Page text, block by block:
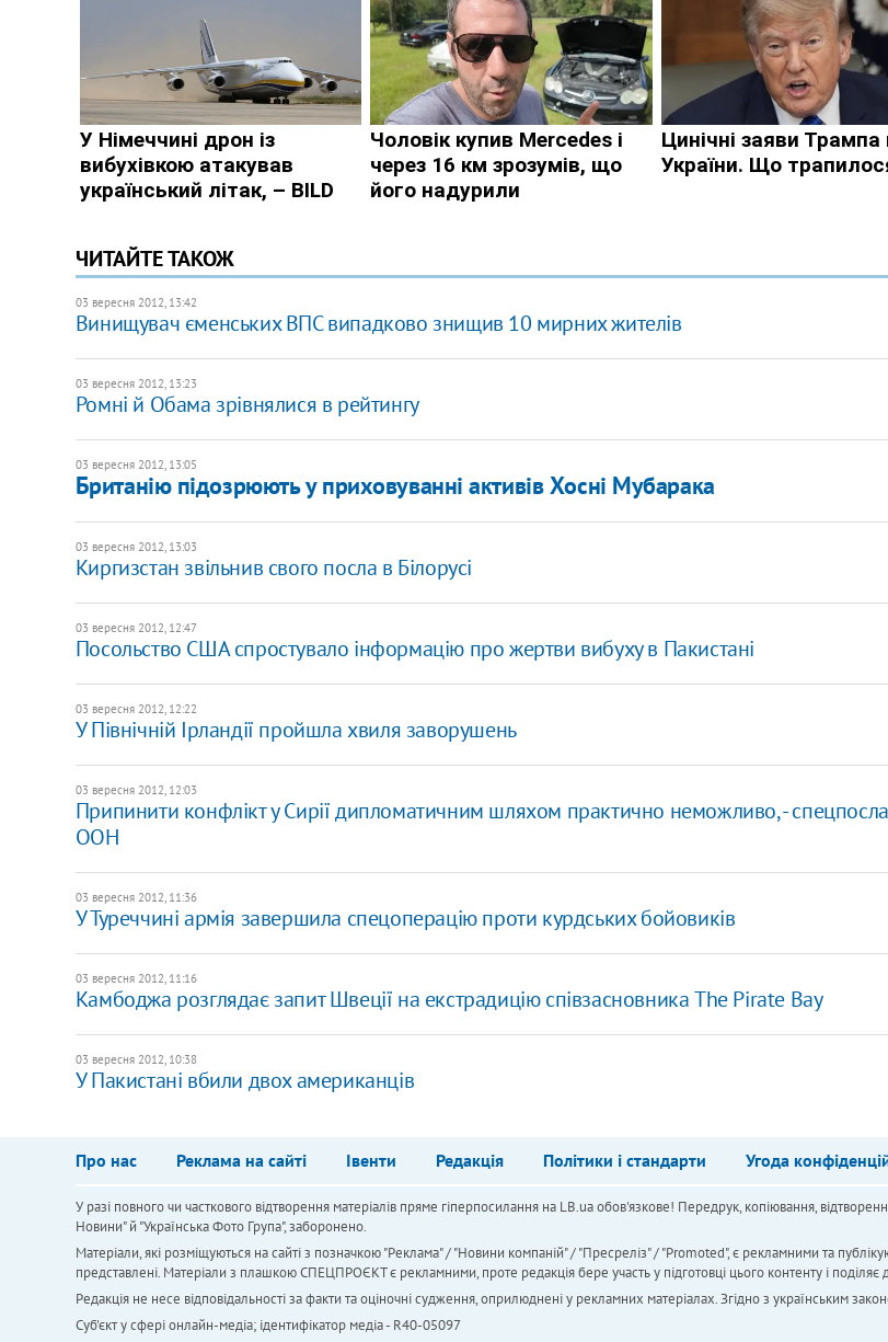
ЧИТАЙТЕ ТАКОЖ
03 вересня 2012, 13:42
Винищувач єменських ВПС випадково знищив 10 мирних жителів
03 вересня 2012, 13:23
Ромні й Обама зрівнялися в рейтингу
03 вересня 2012, 13:05
Британію підозрюють у приховуванні активів Хосні Мубарака
03 вересня 2012, 13:03
Киргизстан звільнив свого посла в Білорусі
03 вересня 2012, 12:47
Посольство США спростувало інформацію про жертви вибуху в Пакистані
03 вересня 2012, 12:22
У Північній Ірландії пройшла хвиля заворушень
03 вересня 2012, 12:03
Припинити конфлікт у Сирії дипломатичним шляхом практично неможливо, -
ООН
03 вересня 2012, 11:36
У Туреччині армія завершила спецоперацію проти курдських бойовиків
03 вересня 2012, 11:16
Камбоджа розглядає запит Швеції на екстрадицію співзасновника The Pirate Bay
03 вересня 2012, 10:38
У Пакистані вбили двох американців
Про нас Реклама на сайті Івенти Редакція Політики і стандарти Угода
У разі повного чи часткового відтворення матеріалів пряме гіперпосилання на LB.ua обов'язкове! Передрук, копіювання,
Новини" й "Українська Фото Група", заборонено.
Матеріали, які розміщуються на сайті з позначкою "Реклама" / "Новини компаній" / "Пресреліз" / "Promoted", є рекламними та
представлені. Матеріали з плашкою СПЕЦПРОЄКТ є рекламними, проте редакція бере участь у підготовці цього контенту і поділяє
Редакція не несе відповідальності за факти та оціночні судження, оприлюднені у рекламних матеріалах. Згідно з українським
Cуб'єкт у сфері онлайн-медіа; ідентифікатор медіа - R40-05097